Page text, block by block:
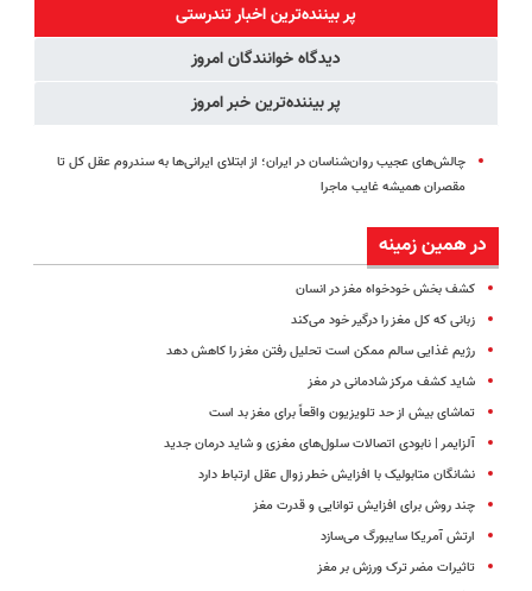
پر بیننده‌ترین اخبار تندرستی
دیدگاه خوانندگان امروز
پر بیننده‌ترین خبر امروز
چالش‌های عجیب روان‌شناسان در ایران؛ از ابتلای ایرانی‌ها به سندروم عقل کل تا
مقصران همیشه غایب ماجرا
در همین زمینه
کشف بخش خودخواه مغز در انسان
زبانی که کل مغز را درگیر خود می‌کند
رژیم غذایی سالم ممکن است تحلیل رفتن مغز را کاهش دهد
شاید کشف مرکز شادمانی در مغز
تماشای بیش‌ از حد تلویزیون واقعاً برای مغز بد است
آلزایمر | نابودی اتصالات سلول‌های مغزی و شاید درمان‌ جدید
نشانگان متابولیک با افزایش خطر زوال عقل ارتباط دارد
چند روش برای افزایش توانایی و قدرت مغز
ارتش آمریکا سایبورگ می‌سازد
تاثیرات مضر ترک ورزش بر مغز